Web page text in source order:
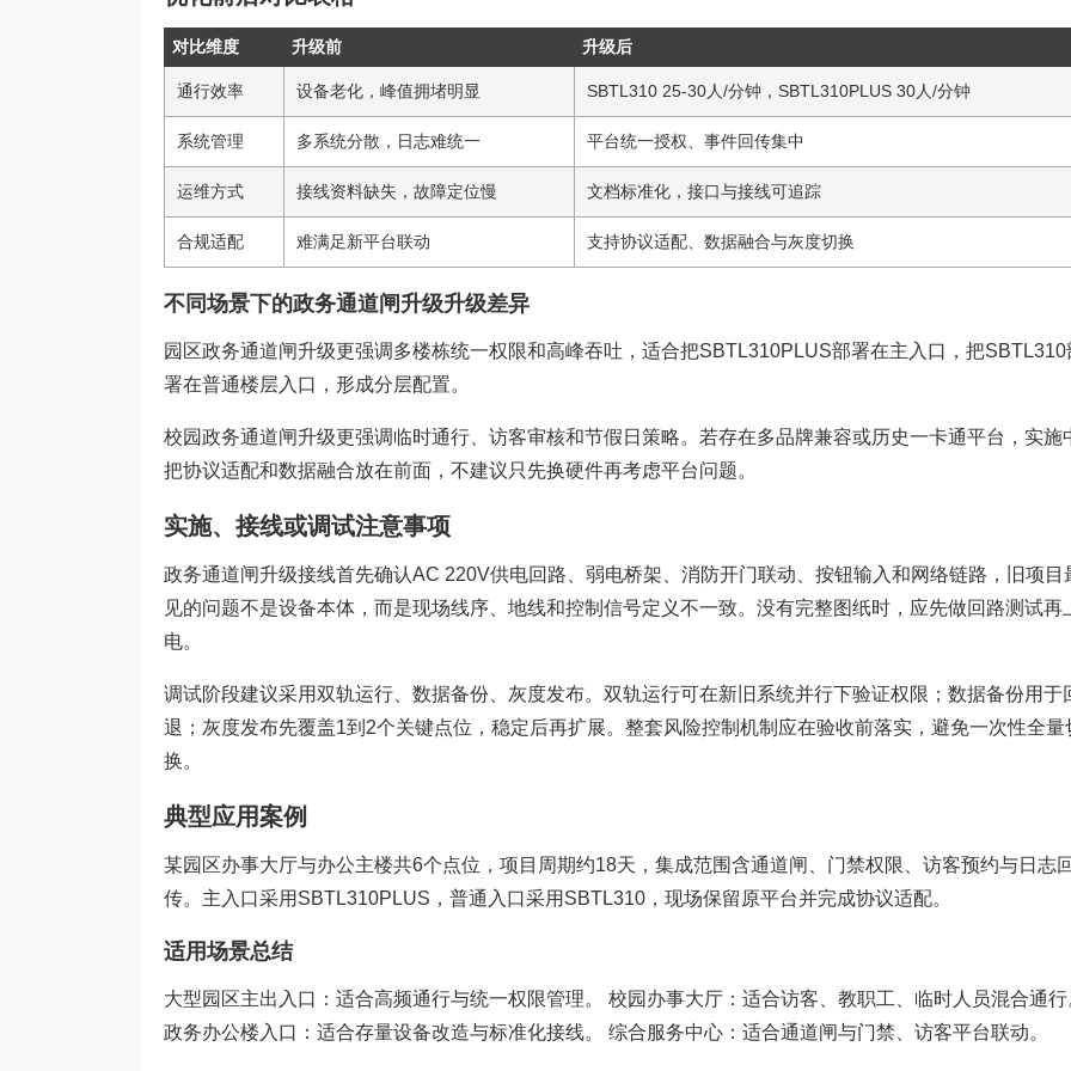
对比维度 升级前 升级后
通行效率 设备老化，峰值拥堵明显 SBTL310 25-30人/分钟，SBTL310PLUS 30人/分钟
系统管理 多系统分散，日志难统一 平台统一授权、事件回传集中
运维方式 接线资料缺失，故障定位慢 文档标准化，接口与接线可追踪
合规适配 难满足新平台联动 支持协议适配、数据融合与灰度切换
不同场景下的政务通道闸升级升级差异
园区政务通道闸升级更强调多楼栋统一权限和高峰吞吐，适合把SBTL310PLUS部署在主入口，把SBTL310
署在普通楼层入口，形成分层配置。
校园政务通道闸升级更强调临时通行、访客审核和节假日策略。若存在多品牌兼容或历史一卡通平台，实施
把协议适配和数据融合放在前面，不建议只先换硬件再考虑平台问题。
实施、接线或调试注意事项
政务通道闸升级接线首先确认AC 220V供电回路、弱电桥架、消防开门联动、按钮输入和网络链路，旧项目
见的问题不是设备本体，而是现场线序、地线和控制信号定义不一致。没有完整图纸时，应先做回路测试再
电。
调试阶段建议采用双轨运行、数据备份、灰度发布。双轨运行可在新旧系统并行下验证权限；数据备份用于
退；灰度发布先覆盖1到2个关键点位，稳定后再扩展。整套风险控制机制应在验收前落实，避免一次性全量
换。
典型应用案例
某园区办事大厅与办公主楼共6个点位，项目周期约18天，集成范围含通道闸、门禁权限、访客预约与日志
传。主入口采用SBTL310PLUS，普通入口采用SBTL310，现场保留原平台并完成协议适配。
适用场景总结
大型园区主出入口：适合高频通行与统一权限管理。 校园办事大厅：适合访客、教职工、临时人员混合通行
政务办公楼入口：适合存量设备改造与标准化接线。 综合服务中心：适合通道闸与门禁、访客平台联动。